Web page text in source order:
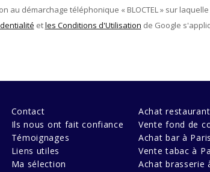
au démarchage téléphonique « BLOCTEL » sur
etles Conditions d'Utilisation de Google
Contact
Ils nous ont fait confiance
Témoignages
Liens utiles
Ma sélection
Achat
Vente fond de
Achat bar à Paris
Vente tabac à
Achat brasserie